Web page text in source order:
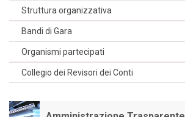
Struttura organizzativa
Bandi di Gara
Organismi partecipati
Collegio dei Revisori dei Conti